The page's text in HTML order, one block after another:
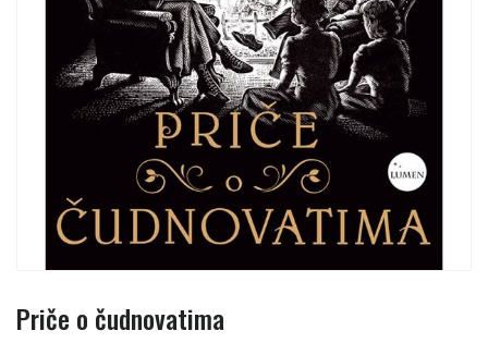
Priče o čudnovatima